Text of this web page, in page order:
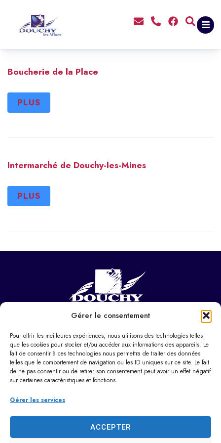
Gérer le consentement
Pour offrir les meilleures expériences, nous utilisons des technologies telles
que les cookies pour stocker et/ou accéder aux informations des appareils. Le
fait de consentir à ces technologies nous permettra de traiter des données
telles que le comportement de navigation ou les ID uniques sur ce site. Le fait
de ne pas consentir ou de retirer son consentement peut avoir un effet négatif
sur certaines caractéristiques et fonctions.
Gérer les services
ACCEPTER
principal
Boucherie de la Place
PLUS
Intermarché de Douchy-les-Mines
PLUS
NOUS CONTACTER
Hôtel de ville
37 Pl. Paul Eluard,
59282 Douchy-les-Mines
03 27 22 22 22
Horaires d’ouverture
Le samedi : 9h00 – 12h00
Dimanche : Fermé